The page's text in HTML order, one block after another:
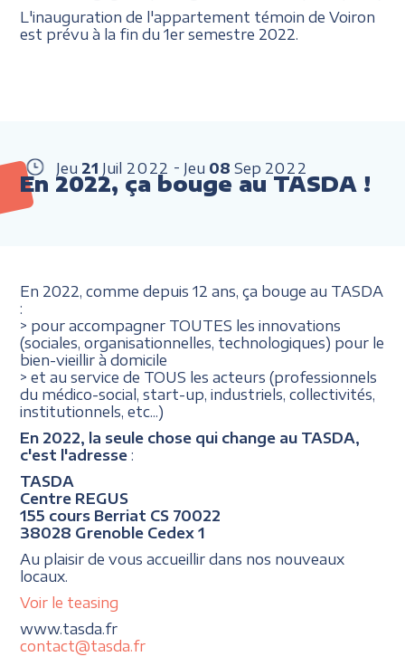
L'inauguration de l'appartement témoin de Voiron
est prévu à la fin du 1er semestre 2022.
Jeu 21 Juil 2022 Jeu 08 Sep 2022
En 2022, ça bouge au TASDA !
En 2022, comme depuis 12 ans, ça bouge au TASDA
:
> pour accompagner TOUTES les innovations
(sociales, organisationnelles, technologiques) pour le
bien-vieillir à domicile
> et au service de TOUS les acteurs (professionnels
du médico-social, start-up, industriels, collectivités,
institutionnels, etc...)
En 2022, la seule chose qui change au TASDA,
c'est l'adresse:
TASDA
Centre REGUS
155 cours Berriat CS 70022
38028 Grenoble Cedex 1
Au plaisir de vous accueillir dans nos nouveaux
locaux.
Voir le teasing
www.tasda.fr
contact@tasda.fr